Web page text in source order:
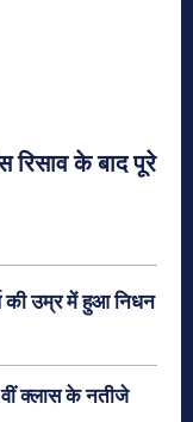
रिसाव के बाद पूरे
की उम्र में हुआ निधन
क्लास के नतीजे